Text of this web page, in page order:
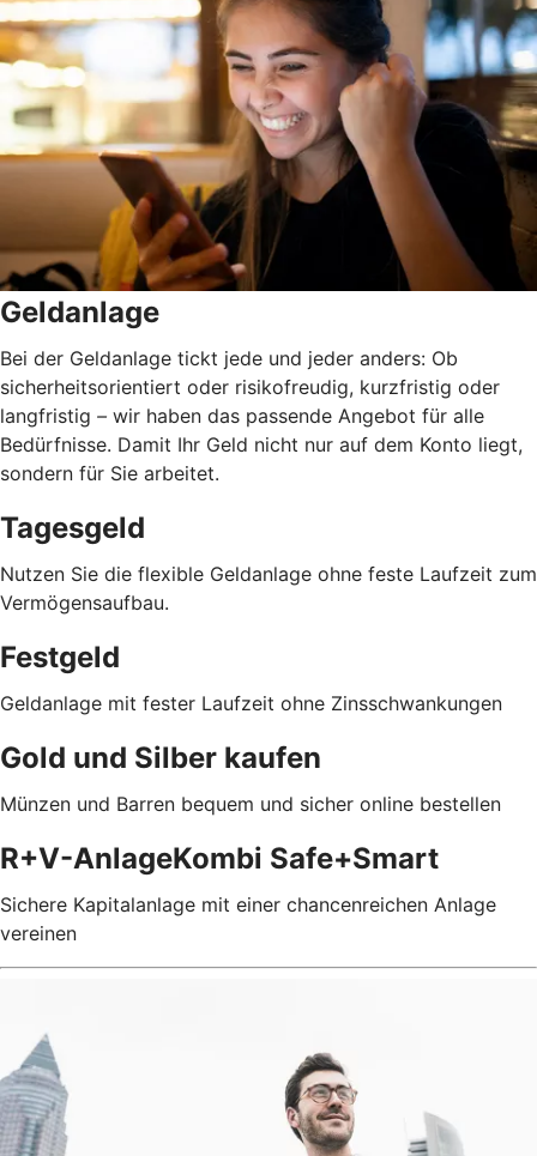
Geldanlage
Bei der Geldanlage tickt jede und jeder anders: Ob
sicherheitsorientiert oder risikofreudig, kurzfristig oder
langfristig – wir haben das passende Angebot für alle
Bedürfnisse. Damit Ihr Geld nicht nur auf dem Konto liegt,
sondern für Sie arbeitet.
Tagesgeld
Nutzen Sie die flexible Geldanlage ohne feste Laufzeit zum
Vermögensaufbau.
Festgeld
Geldanlage mit fester Laufzeit ohne Zinsschwankungen
Gold und Silber kaufen
Münzen und Barren bequem und sicher online bestellen
R+V-AnlageKombi Safe+Smart
Sichere Kapitalanlage mit einer chancenreichen Anlage
vereinen